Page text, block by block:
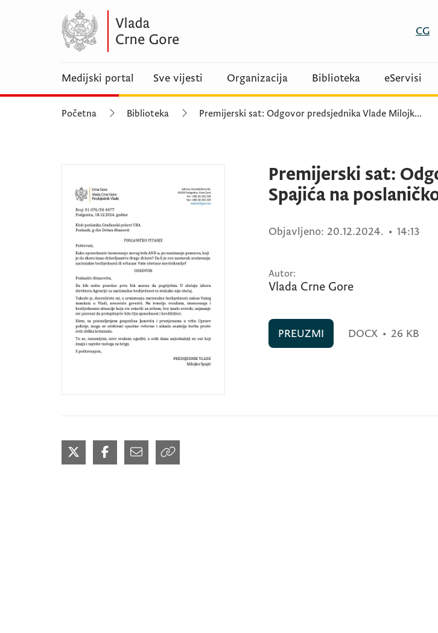
CG
Medijski portal Sve vijesti Organizacija Biblioteka eServisi
Početna Biblioteka Premijerski sat: Odgovor predsjednika Vlade Milojk...
Premijerski sat:
Spajića na
Objavljeno: 20.12.2024. • 14:13
Autor:
Vlada Crne Gore
PREUZMI DOCX • 26 KB